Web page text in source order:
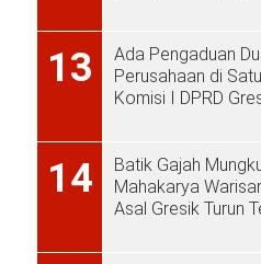
13
Ada Pengaduan
Perusahaan di
Komisi I DPRD
14
Batik Gajah
Mahakarya
Asal Gresik Turun